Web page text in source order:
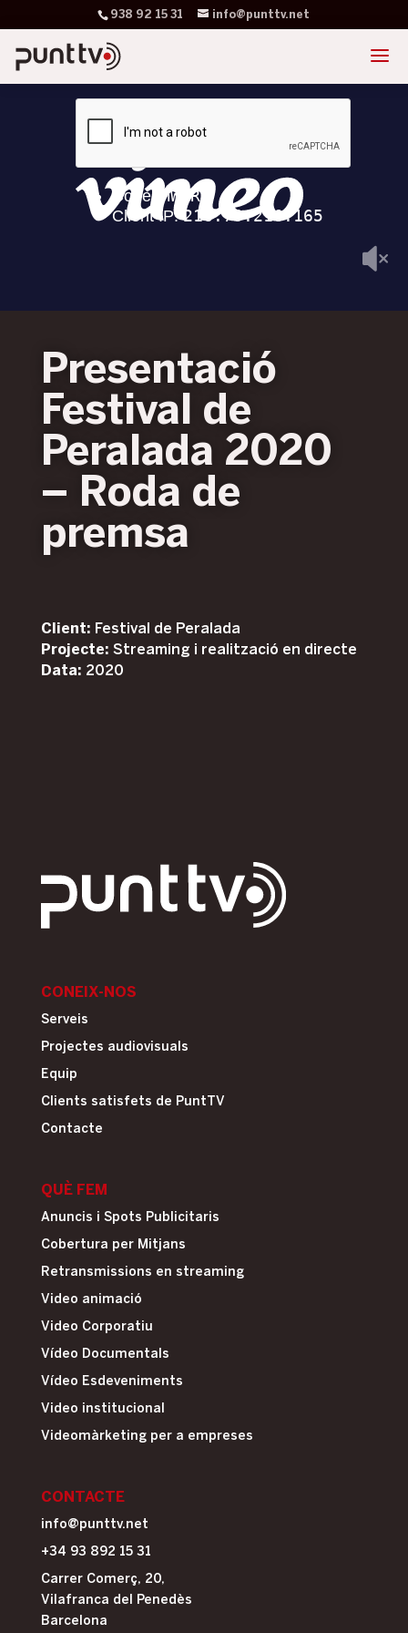
938 92 15 31 info@punttv.net
Presentació
Festival de
Peralada 2020
– Roda de
premsa
Client: Festival de Peralada
Projecte: Streaming i realització en directe
Data: 2020
CONEIX-NOS
Serveis
Projectes audiovisuals
Equip
Clients satisfets de PuntTV
Contacte
QUÈ FEM
Anuncis i Spots Publicitaris
Cobertura per Mitjans
Retransmissions en streaming
Video animació
Video Corporatiu
Vídeo Documentals
Vídeo Esdeveniments
Video institucional
Videomàrketing per a empreses
CONTACTE
info@punttv.net
+34 93 892 15 31
Carrer Comerç, 20,
Vilafranca del Penedès
Barcelona